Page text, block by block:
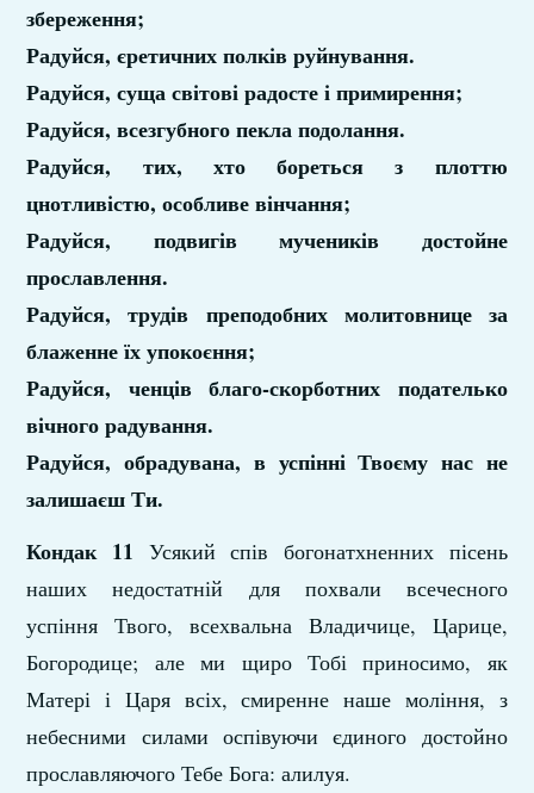
збереження;
Радуйся, єретичних полків руйнування.
Радуйся, суща світові радосте і примирення;
Радуйся, всезгубного пекла подолання.
Радуйся, тих, хто бореться з плоттю
цнотливістю, особливе вінчання;
Радуйся, подвигів мучеників достойне
прославлення.
Радуйся, трудів преподобних молитовнице за
блаженне їх упокоєння;
Радуйся, ченців благо-скорботних подателько
вічного радування.
Радуйся, обрадувана, в успінні Твоєму нас не
залишаєш Ти.
Кондак 11 Усякий спів богонатхненних пісень
наших недостатній для похвали всечесного
успіння Твого, всехвальна Владичице, Царице,
Богородице; але ми щиро Тобі приносимо, як
Матері і Царя всіх, смиренне наше моління, з
небесними силами оспівуючи єдиного достойно
прославляючого Тебе Бога: алилуя.